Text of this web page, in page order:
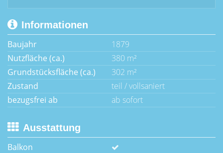
Informationen
Baujahr
1879
Nutzfläche (ca.)
380 m²
Grundstücksfläche (ca.)
302 m²
Zustand
teil / vollsaniert
bezugsfrei ab
ab sofort
Ausstattung
Balkon